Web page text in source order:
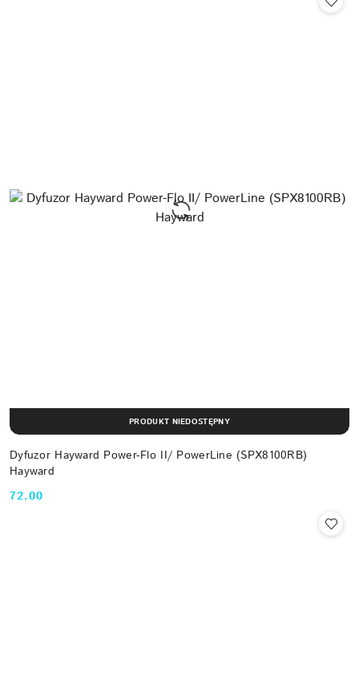
Dyfuzor Hayward Power-Flo II/ PowerLine (SPX8100RB)
Hayward
Cena:
72.00
PRODUKT NIEDOSTĘPNY